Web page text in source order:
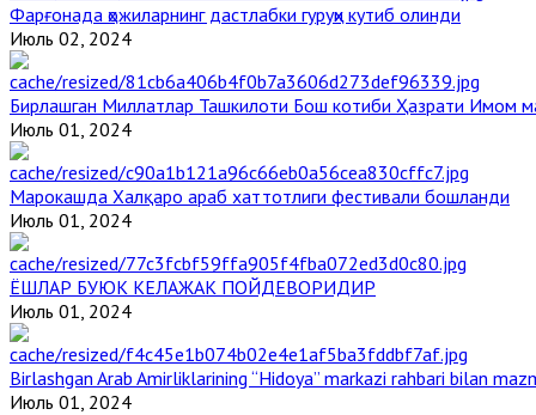
Фарғонада ҳожиларнинг дастлабки гуруҳи кутиб олинди
Июль 02, 2024
Бирлашган Миллатлар Ташкилоти Бош котиби Ҳазрати Имом
Июль 01, 2024
Марокашда Халқаро араб хаттотлиги фестивали бошланди
Июль 01, 2024
ЁШЛАР БУЮК КЕЛАЖАК ПОЙДЕВОРИДИР
Июль 01, 2024
Birlashgan Arab Amirliklarining “Hidoya” markazi rahbari bilan
Июль 01, 2024